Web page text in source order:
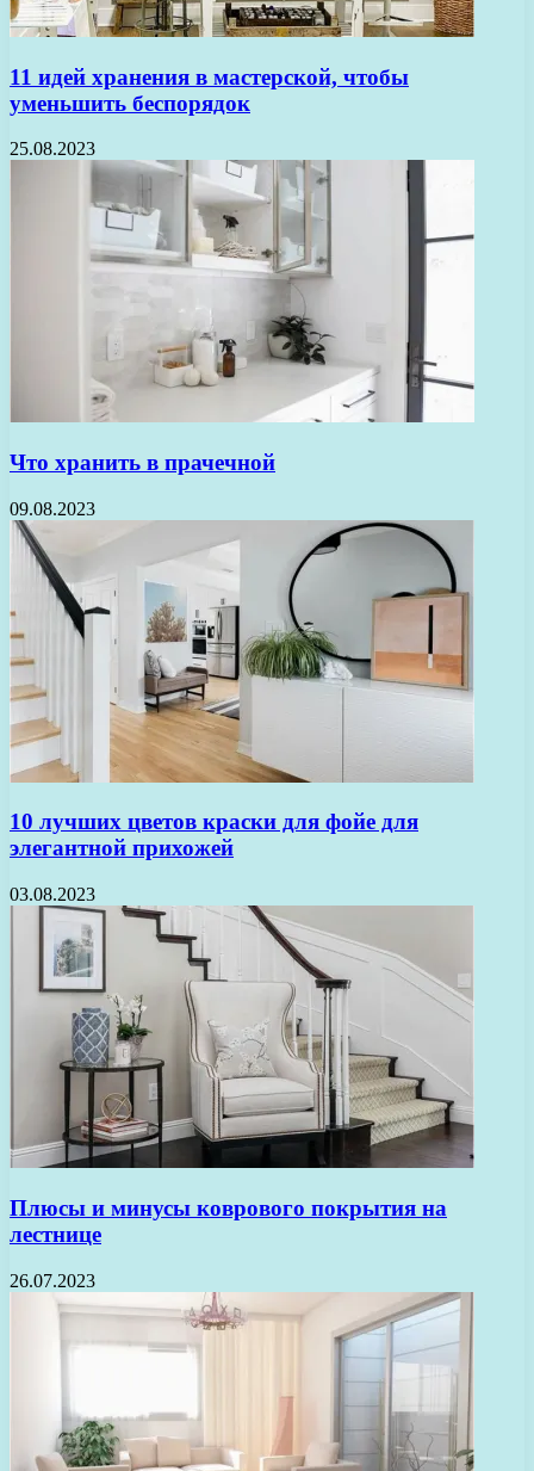
11 идей хранения в мастерской, чтобы
уменьшить беспорядок
25.08.2023
Что хранить в прачечной
09.08.2023
10 лучших цветов краски для фойе для
элегантной прихожей
03.08.2023
Плюсы и минусы коврового покрытия на
лестнице
26.07.2023